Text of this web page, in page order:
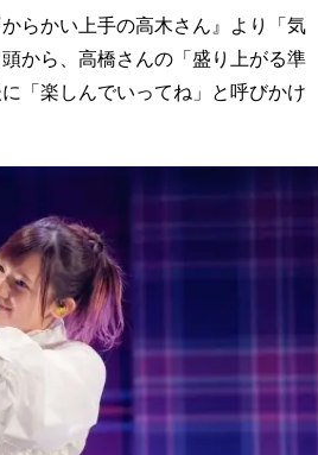
らかい上手の高木さん』より「気
から、高橋さんの「盛り上がる準
「楽しんでいってね」と呼びかけ